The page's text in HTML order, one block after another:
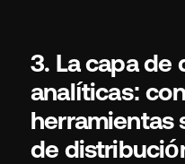
3. La capa de
analíticas:
herramientas
de